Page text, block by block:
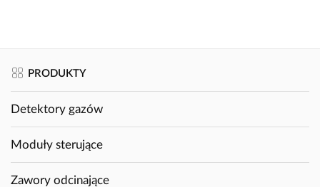
PRODUKTY
Detektory gazów
Moduły sterujące
Zawory odcinające